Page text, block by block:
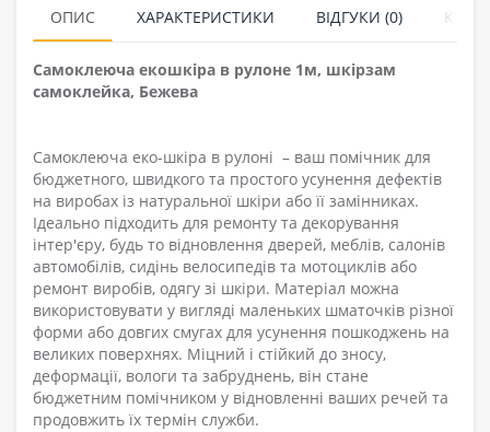
ОПИС ХАРАКТЕРИСТИКИ ВІДГУКИ (0)
Самоклеюча екошкіра в рулоне 1м, шкірзам
самоклейка, Бежева
Самоклеюча еко-шкіра в рулоні – ваш помічник для
бюджетного, швидкого та простого усунення дефектів
на виробах із натуральної шкіри або її замінниках.
Ідеально підходить для ремонту та декорування
інтер'єру, будь то відновлення дверей, меблів, салонів
автомобілів, сидінь велосипедів та мотоциклів або
ремонт виробів, одягу зі шкіри. Матеріал можна
використовувати у вигляді маленьких шматочків різної
форми або довгих смугах для усунення пошкоджень на
великих поверхнях. Міцний і стійкий до зносу,
деформації, вологи та забруднень, він стане
бюджетним помічником у відновленні ваших речей та
продовжить їх термін служби.